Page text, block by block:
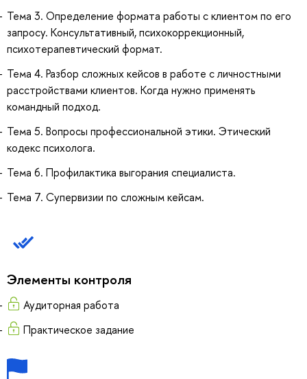
Тема 3. Определение формата работы с клиентом по его
запросу. Консультативный, психокоррекционный,
психотерапевтический формат.
Тема 4. Разбор сложных кейсов в работе с личностными
расстройствами клиентов. Когда нужно применять
командный подход.
Тема 5. Вопросы профессиональной этики. Этический
кодекс психолога.
Тема 6. Профилактика выгорания специалиста.
Тема 7. Супервизии по сложным кейсам.
Элементы контроля
Аудиторная работа
Практическое задание